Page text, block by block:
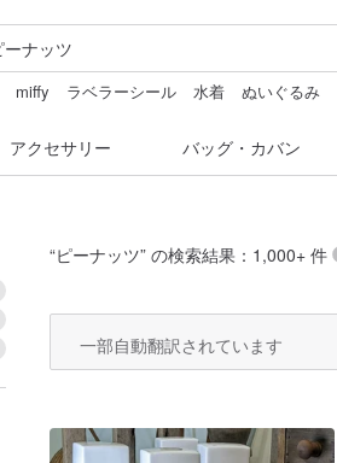
miffy ラベラーシール 水着 ぬいぐるみ
アクセサリー バッグ・カバン
“ピーナッツ” の検索結果：1,000+ 件
一部自動翻訳されています